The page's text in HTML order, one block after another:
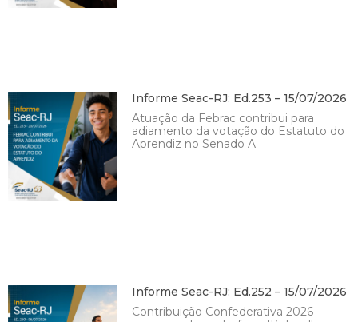
Informe Seac-RJ: Ed.253 – 15/07/2026
Atuação da Febrac contribui para
adiamento da votação do Estatuto do
Aprendiz no Senado A
Informe Seac-RJ: Ed.252 – 15/07/2026
Contribuição Confederativa 2026